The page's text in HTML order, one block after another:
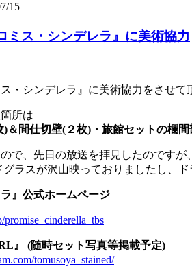
15
ミス・シンデレラ』に美術協力
・シンデレラ』に美術協力をさせて
所は
＆間仕切壁(２枚)・旅館セットの欄
で、先日の放送を拝見したのですが、
ラスが沢山映っておりましたし、
』公式ホームページ
』 (随時セット写真等掲載予定)
tomusoya_stained/